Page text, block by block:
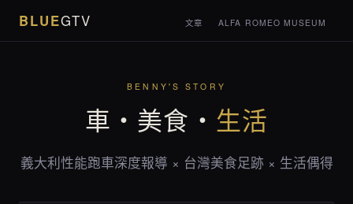
BLUEGTV 文章 ALFA ROMEO MUSEUM
BENNY'S STORY
車・美食・ 生活
義大利性能跑車深度報導 × 台灣美食足跡 × 生活偶得